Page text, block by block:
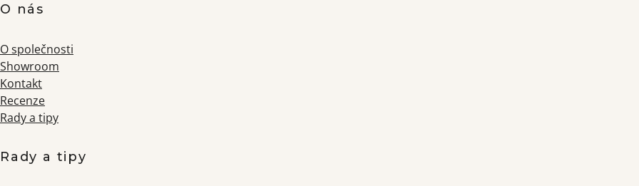
O nás
O společnosti
Showroom
Kontakt
Recenze
Rady a tipy
Rady a tipy